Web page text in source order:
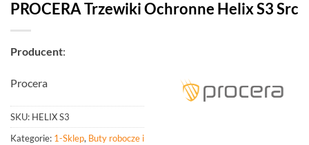
PROCERA Trzewiki Ochronne Helix S3 Src
Producent:
Procera
SKU: HELIX S3
Kategorie: 1-Sklep, Buty robocze i